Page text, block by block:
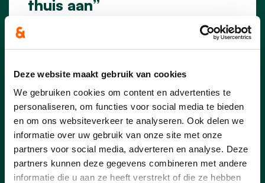
Deze website maakt gebruik van cookies
We gebruiken cookies om content en advertenties te
personaliseren, om functies voor social media te bieden
en om ons websiteverkeer te analyseren. Ook delen we
informatie over uw gebruik van onze site met onze
partners voor social media, adverteren en analyse. Deze
partners kunnen deze gegevens combineren met andere
informatie die u aan ze heeft verstrekt of die ze hebben
thuis aan”
Acht maanden na de goedkeuring van het
meerjarenplan wordt voor veel inwoners
gemeentelijke belastingen stilaan
concreet. Heel wat inwoners kregen de
voorbije weken hun aanslagbiljet voor de
onroerende voorheffing in de bus en
stellen vast dat het te betalen bedrag
duidelijk hoger ligt. Ook verhuurders en
eigenaars van vastgoed merken het
verschil.